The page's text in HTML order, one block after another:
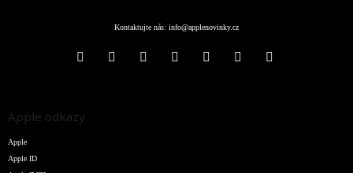
Kontaktujte nás: info@applenovinky.cz
Apple odkazy
Apple
Apple ID